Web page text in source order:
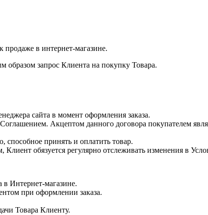
продаже в интернет-магазине.
образом запрос Клиента на покупку Товара.
сайта в момент оформления заказа.
Акцептом данного договора покупателем
принять и оплатить товар.
обязуется регулярно отслеживать изменения в
в Интернет-магазине.
при оформлении заказа.
Товара Клиенту.